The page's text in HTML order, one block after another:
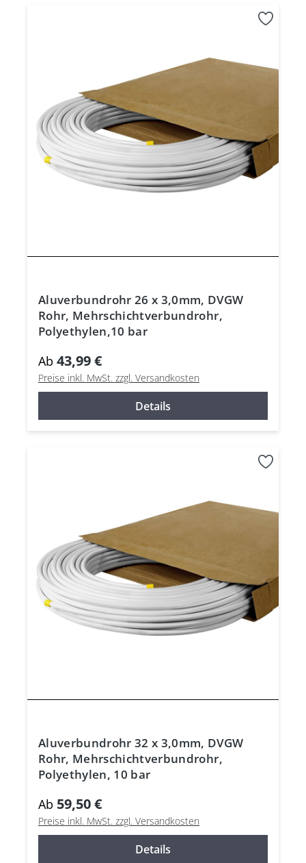
Aluverbundrohr 26 x 3,0mm, DVGW
Rohr, Mehrschichtverbundrohr,
Polyethylen,10 bar
Ab 43,99 €
Preise inkl. MwSt. zzgl. Versandkosten
Details
Aluverbundrohr 32 x 3,0mm, DVGW
Rohr, Mehrschichtverbundrohr,
Polyethylen, 10 bar
Ab 59,50 €
Preise inkl. MwSt. zzgl. Versandkosten
Details